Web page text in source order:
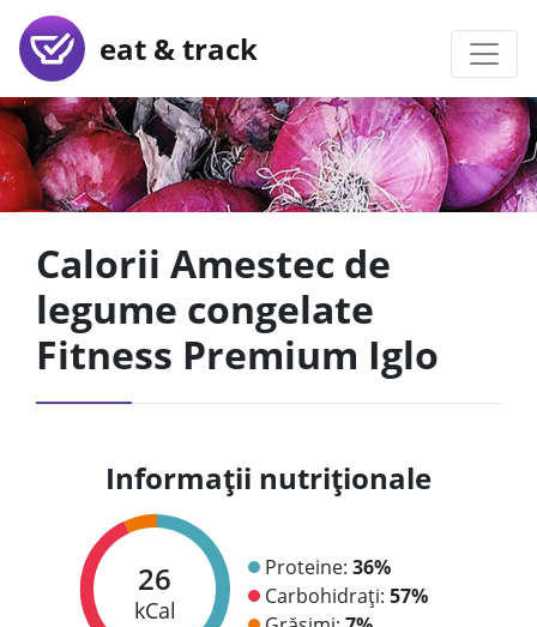
eat & track
Calorii Amestec de
legume congelate
Fitness Premium Iglo
Informații nutriționale
26
kCal
Proteine: 36%
Carbohidrați: 57%